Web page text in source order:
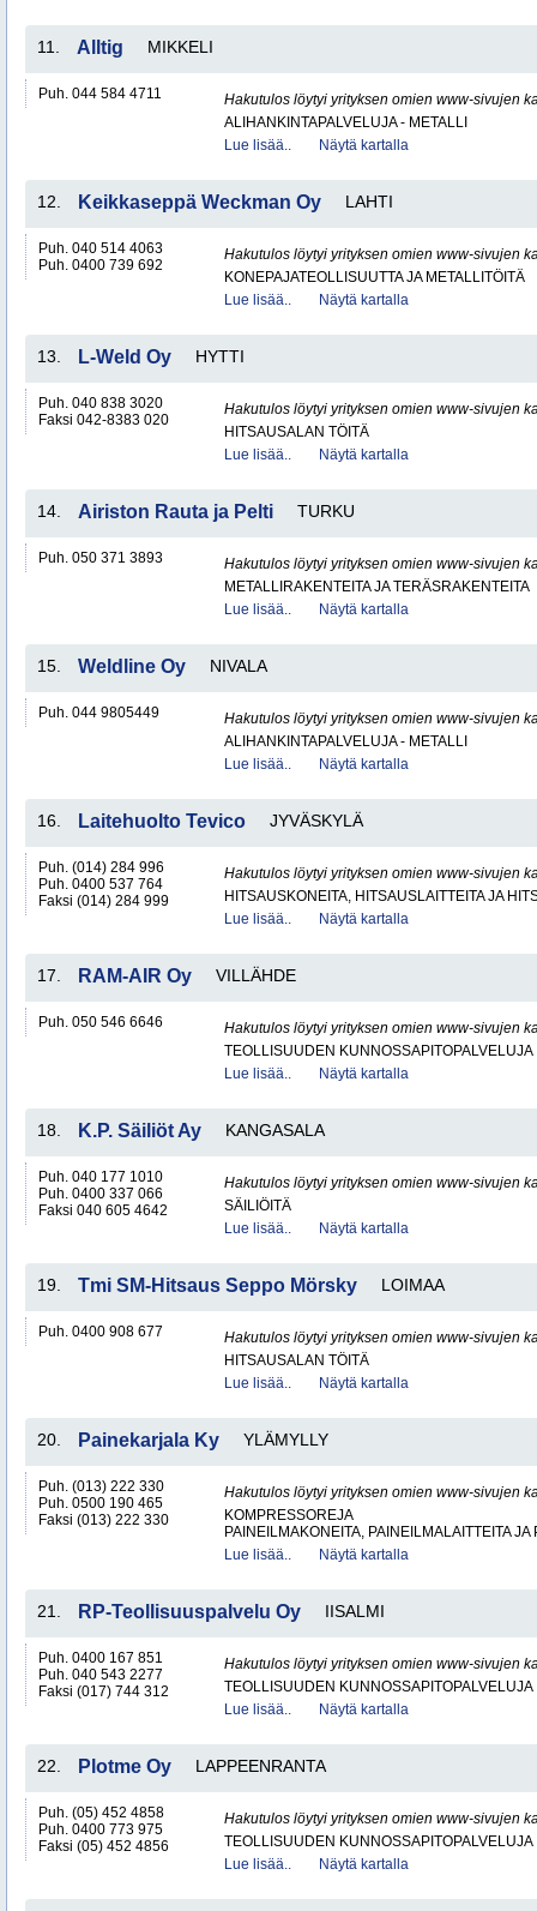
11. Alltig MIKKELI
Puh. 044 584 4711
Hakutulos löytyi yrityksen omien www-sivujen
ALIHANKINTAPALVELUJA - METALLI
Lue lisää..
Näytä kartalla
12. Keikkaseppä Weckman Oy LAHTI
Puh. 040 514 4063
Puh. 0400 739 692
Hakutulos löytyi yrityksen omien www-sivujen
KONEPAJATEOLLISUUTTA JA METALLITÖITÄ
Lue lisää..
Näytä kartalla
13. L-Weld Oy HYTTI
Puh. 040 838 3020
Faksi 042-8383 020
Hakutulos löytyi yrityksen omien www-sivujen
HITSAUSALAN TÖITÄ
Lue lisää..
Näytä kartalla
14. Airiston Rauta ja Pelti TURKU
Puh. 050 371 3893
Hakutulos löytyi yrityksen omien www-sivujen
METALLIRAKENTEITA JA TERÄSRAKENTEITA
Lue lisää..
Näytä kartalla
15. Weldline Oy NIVALA
Puh. 044 9805449
Hakutulos löytyi yrityksen omien www-sivujen
ALIHANKINTAPALVELUJA - METALLI
Lue lisää..
Näytä kartalla
16. Laitehuolto Tevico JYVÄSKYLÄ
Puh. (014) 284 996
Puh. 0400 537 764
Faksi (014) 284 999
Hakutulos löytyi yrityksen omien www-sivujen
HITSAUSKONEITA, HITSAUSLAITTEITA JA
Lue lisää..
Näytä kartalla
17. RAM-AIR Oy VILLÄHDE
Puh. 050 546 6646
Hakutulos löytyi yrityksen omien www-sivujen
TEOLLISUUDEN KUNNOSSAPITOPALVELUJA
Lue lisää..
Näytä kartalla
18. K.P. Säiliöt Ay KANGASALA
Puh. 040 177 1010
Puh. 0400 337 066
Faksi 040 605 4642
Hakutulos löytyi yrityksen omien www-sivujen
SÄILIÖITÄ
Lue lisää..
Näytä kartalla
19. Tmi SM-Hitsaus Seppo Mörsky LOIMAA
Puh. 0400 908 677
Hakutulos löytyi yrityksen omien www-sivujen
HITSAUSALAN TÖITÄ
Lue lisää..
Näytä kartalla
20. Painekarjala Ky YLÄMYLLY
Puh. (013) 222 330
Puh. 0500 190 465
Faksi (013) 222 330
Hakutulos löytyi yrityksen omien www-sivujen
KOMPRESSOREJA
PAINEILMAKONEITA, PAINEILMALAITTEITA
Lue lisää..
Näytä kartalla
21. RP-Teollisuuspalvelu Oy IISALMI
Puh. 0400 167 851
Puh. 040 543 2277
Faksi (017) 744 312
Hakutulos löytyi yrityksen omien www-sivujen
TEOLLISUUDEN KUNNOSSAPITOPALVELUJA
Lue lisää..
Näytä kartalla
22. Plotme Oy LAPPEENRANTA
Puh. (05) 452 4858
Puh. 0400 773 975
Faksi (05) 452 4856
Hakutulos löytyi yrityksen omien www-sivujen
TEOLLISUUDEN KUNNOSSAPITOPALVELUJA
Lue lisää..
Näytä kartalla